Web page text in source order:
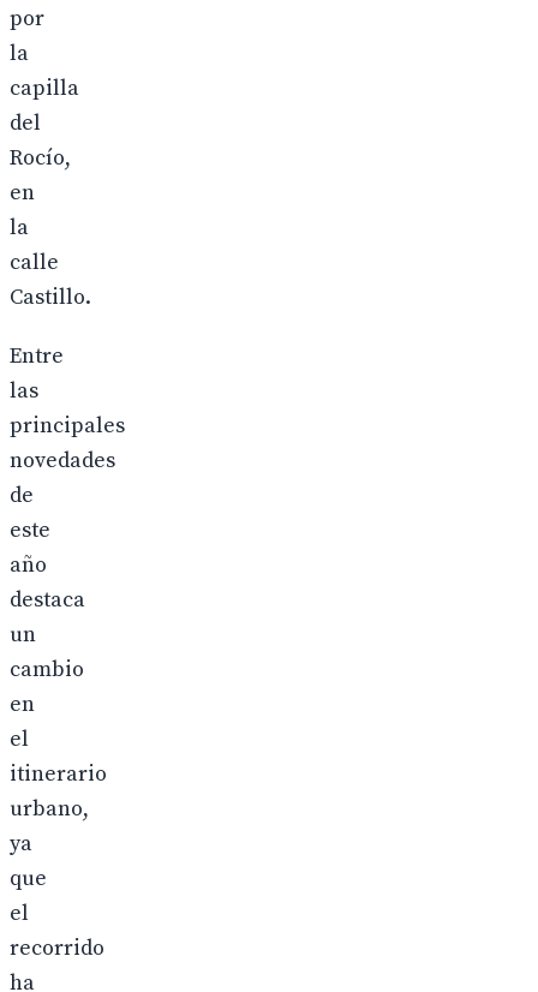
por
la
capilla
del
Rocío,
en
la
calle
Castillo.
Entre
las
principales
novedades
de
este
año
destaca
un
cambio
en
el
itinerario
urbano,
ya
que
el
recorrido
ha